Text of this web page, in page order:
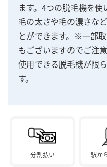
ます。4つの脱毛機を
毛の太さや毛の濃さな
とができます。※一部
もございますのでご注
使用できる脱毛機が限
す。
分割払い 駅か